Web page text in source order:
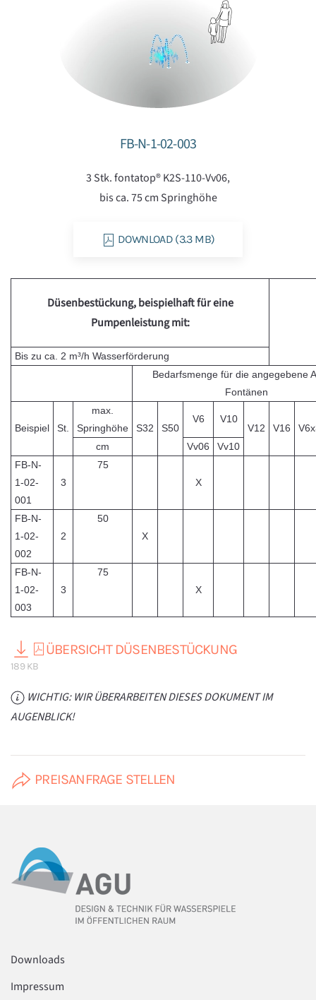
FB-N-1-02-003
3 Stk. fontatop® K2S-110-Vv06,
bis ca. 75 cm Springhöhe
DOWNLOAD (3.3 MB)
Düsenbestückung, beispielhaft für eine
Pumpenleistung mit:
Bis zu ca. 2 m³/h Wasserförderung
Bedarfsmenge für die angegebene
Fontänen
Beispiel St.
max.
Springhöhe
S32 S50
V6
V10
V12
V16
cm
Vv06
Vv10
FB-N-
1-02-
001
3
75
X
FB-N-
1-02-
002
2
50
X
FB-N-
1-02-
003
3
75
X
ÜBERSICHT DÜSENBESTÜCKUNG
189 KB
WICHTIG: WIR ÜBERARBEITEN DIESES DOKUMENT IM
AUGENBLICK!
PREISANFRAGE STELLEN
Downloads
Impressum